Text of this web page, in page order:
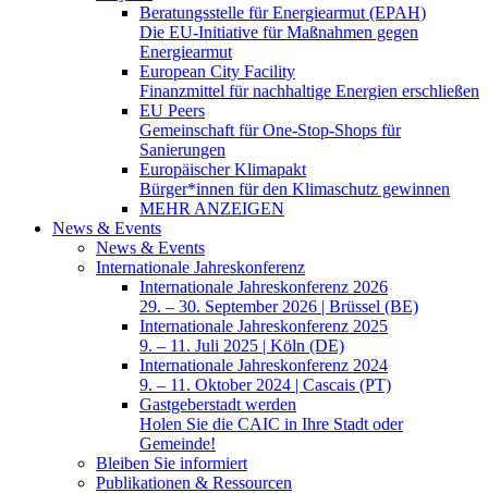
Beratungsstelle für Energiearmut (EPAH)
Die EU-Initiative für Maßnahmen gegen
Energiearmut
European City Facility
Finanzmittel für nachhaltige Energien erschließen
EU Peers
Gemeinschaft für One-Stop-Shops für
Sanierungen
Europäischer Klimapakt
Bürger*innen für den Klimaschutz gewinnen
MEHR ANZEIGEN
News & Events
News & Events
Internationale Jahreskonferenz
Internationale Jahreskonferenz 2026
29. – 30. September 2026 | Brüssel (BE)
Internationale Jahreskonferenz 2025
9. – 11. Juli 2025 | Köln (DE)
Internationale Jahreskonferenz 2024
9. – 11. Oktober 2024 | Cascais (PT)
Gastgeberstadt werden
Holen Sie die CAIC in Ihre Stadt oder
Gemeinde!
Bleiben Sie informiert
Publikationen & Ressourcen